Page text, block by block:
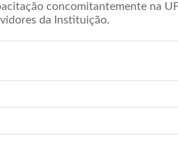
concomitantemente na
da Instituição.